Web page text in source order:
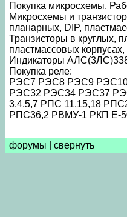
Покупка микросхемы.
Микросхемы и
планарных, DIP,
Транзисторы в круглых,
пластмассовых
Индикаторы
Покупка реле:
РЭС7 РЭС8 РЭС9
РЭС32 РЭС34 РЭС37
3,4,5,7 РПС 11,15,18
РПС36,2 РВМУ-1 РКП Е-
форумы свернуть